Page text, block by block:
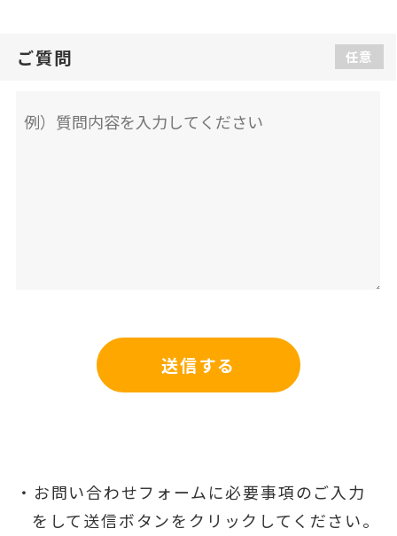
ご質問 任意
お問い合わせフォームに必要事項のご入力
をして送信ボタンをクリックしてください。